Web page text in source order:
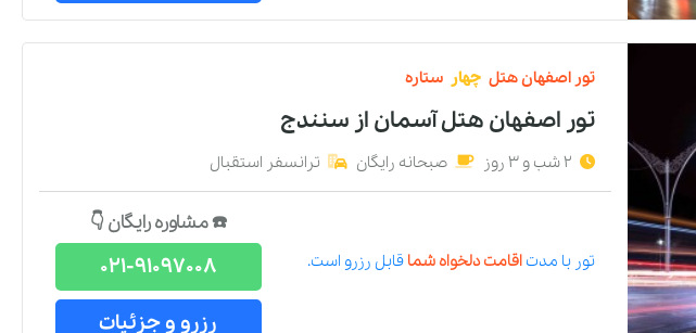
تور اصفهانهتل چهار ستاره
تور اصفهان هتل آسمان از سنندج
2 شب و 3 روز صبحانه رایگان ترانسفر استقبال
تور با مدتاقامت دلخواه شما قابل رزرو است.
☎️ مشاوره رایگان 👇
021-91097008
رزرو و جزئیات